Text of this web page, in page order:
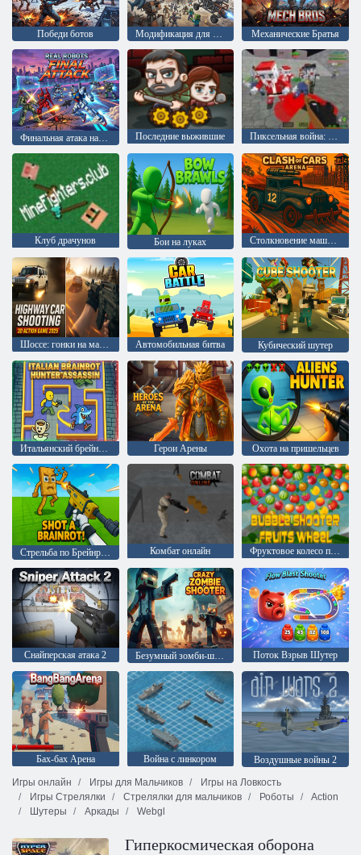
Победи ботов Модификация для геймеров Механические Братья
Последние выжившие Пиксельная война: Апокалипсис зомби
Клуб драчунов Бои на луках Столкновение машин: Арена
Шоссе: гонки на машинах 3D экшен 2025 Автомобильная битва Кубический шутер
Итальянский брейнрот Охотник убийца Герои Арены Охота на пришельцев
Комбат онлайн Фруктовое колесо пузырьковый шутер
Снайперская атака 2 Безумный зомби-шутер Поток Взрыв Шутер
Бах-бах Арена Война с линкором
Воздушные войны 2
Игры онлайн
Игры для Мальчиков
Игры на Ловкость
Игры Стрелялки
Стрелялки для мальчиков Роботы
Action
Шутеры
Аркады Webgl
Гиперкосмическая оборона